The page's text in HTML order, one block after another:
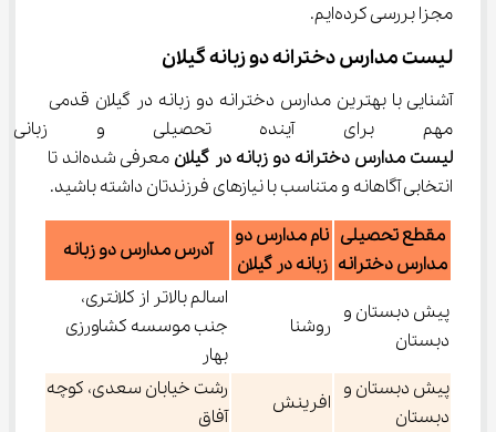
مجزا بررسی کرده‌ایم.
لیست مدارس دخترانه دو زبانه گیلان
آشنایی با بهترین مدارس دخترانه دو زبانه در گیلان قدمی
مهم برای آینده تحصیلی و
لیست مدارس دخترانه دو زبانه در گیلان
معرفی شده‌اند تا
انتخابی آگاهانه و متناسب با نیازهای فرزندتان داشته باشید.
مقطع تحصیلی
مدارس دخترانه
نام مدارس دو
زبانه در گیلان
آدرس مدارس دو زبانه
پیش دبستان و
دبستان
روشنا
اسالم بالاتر از کلانتری،
جنب موسسه کشاورزی
بهار
پیش دبستان و
دبستان
افرینش
رشت خیابان سعدی، کوچه
آفاق